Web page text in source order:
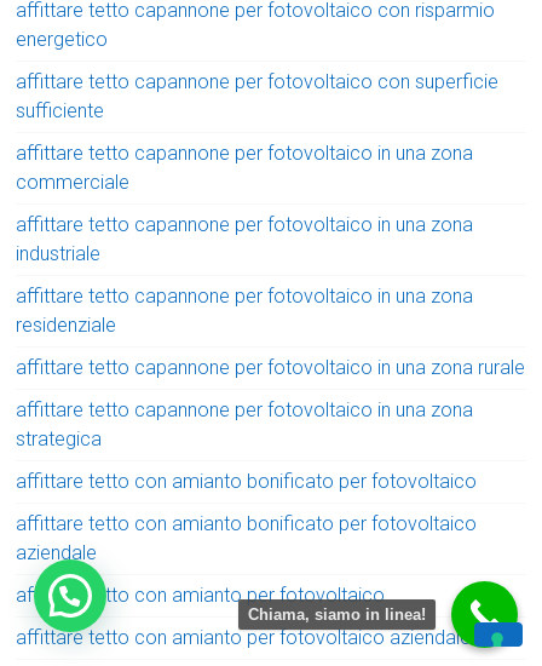
affittare tetto capannone per fotovoltaico con risparmio
energetico
affittare tetto capannone per fotovoltaico con superficie
sufficiente
affittare tetto capannone per fotovoltaico in una zona
commerciale
affittare tetto capannone per fotovoltaico in una zona
industriale
affittare tetto capannone per fotovoltaico in una zona
residenziale
affittare tetto capannone per fotovoltaico in una zona rurale
affittare tetto capannone per fotovoltaico in una zona
strategica
affittare tetto con amianto bonificato per fotovoltaico
affittare tetto con amianto bonificato per fotovoltaico
aziendale
affittare tetto con amianto per fotovoltaico
affittare tetto con amianto per fotovoltaico aziendale
Chiama, siamo in linea!